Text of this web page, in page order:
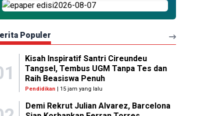
Populer
Kisah Inspiratif Santri Cireundeu
Tangsel, Tembus UGM Tanpa Tes dan
Raih Beasiswa Penuh
Pendidikan | 15 jam yang lalu
Demi Rekrut Julian Alvarez, Barcelona